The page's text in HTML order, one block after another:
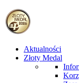
Aktualności
Złoty Medal